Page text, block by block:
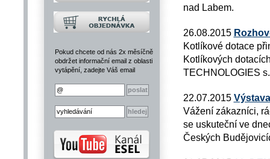
Pokud chcete od nás 2x měsíčně
obdržet informační email z oblasti
vytápění, zadejte Váš email
nad Labem.
26.08.2015
Kotlíkové dotace
Kotlíkových
TECHNOLOGIES
22.07.2015
Vážení zákazníci,
se uskuteční ve
Českých